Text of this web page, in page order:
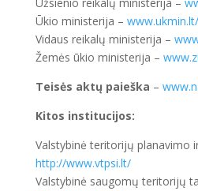
Ūkio ministerija –
Vidaus reikalų ministerija –
Žemės ūkio ministerija –
Teisės aktų paieška –
Kitos institucijos:
Valstybinė teritorijų planavimo
http://www.vtpsi.lt/
Valstybinė saugomų teritorijų